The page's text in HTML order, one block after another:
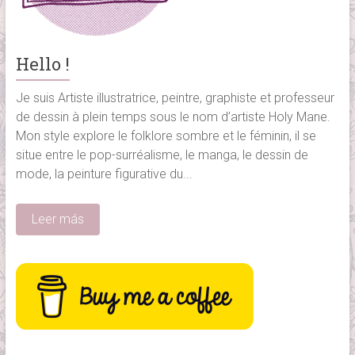
Hello !
Je suis Artiste illustratrice, peintre, graphiste et professeur
de dessin à plein temps sous le nom d’artiste Holy Mane.
Mon style explore le folklore sombre et le féminin, il se
situe entre le pop-surréalisme, le manga, le dessin de
mode, la peinture figurative du...
Leer más